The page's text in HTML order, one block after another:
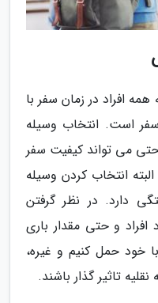
افراد در زمان سفر با
است. انتخاب وسیله
می تواند کیفیت سفر
انتخاب کردن وسیله
دارد. در نظر گرفتن
افراد و حتی مقدار باری
خود حمل کنیم و غیره،
تاثیر گذار باشند.